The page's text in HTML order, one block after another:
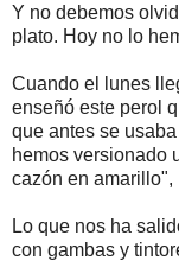
Y no debemos
plato. Hoy no lo
Cuando el lunes
enseñó este perol
que antes se
hemos versionado
cazón en amarillo",
Lo que nos ha
con gambas y